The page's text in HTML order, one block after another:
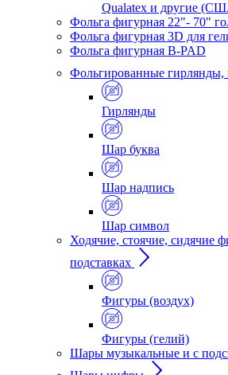
Qualatex и другие
Фольга фигурная 22"- 70"
Фольга фигурная 3D для
Фольга фигурная B-PAD
Фольгированные гирлянды,
Гирлянды
Шар буква
Шар надпись
Шар символ
Ходячие, стоячие, сидячие
подставках
Фигуры (воздух)
Фигуры (гелий)
Шары музыкальные и с